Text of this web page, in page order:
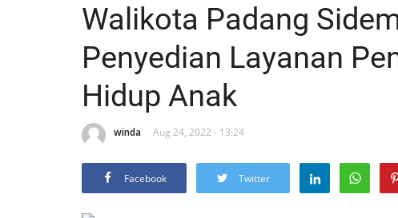
Walikota Padang
Penyedian Layanan
Hidup Anak
winda Aug 24, 2022 - 13:24
Facebook Twitter